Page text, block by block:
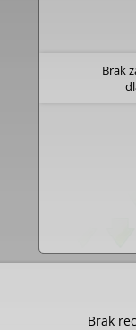
Brak
Brak